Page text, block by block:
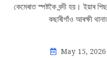
কেমেৰাত স্পষ্টকৈ বন্দী হয়। ইয়াৰ
কছাৰীগাঁও আৰক্ষী
May 15, 2026